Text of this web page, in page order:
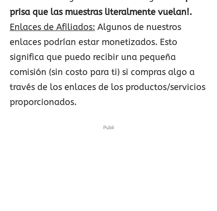
prisa que las muestras literalmente vuelan!.
Enlaces de Afiliados: Algunos de nuestros
enlaces podrían estar monetizados. Esto
significa que puedo recibir una pequeña
comisión (sin costo para ti) si compras algo a
través de los enlaces de los productos/servicios
proporcionados.
Publi